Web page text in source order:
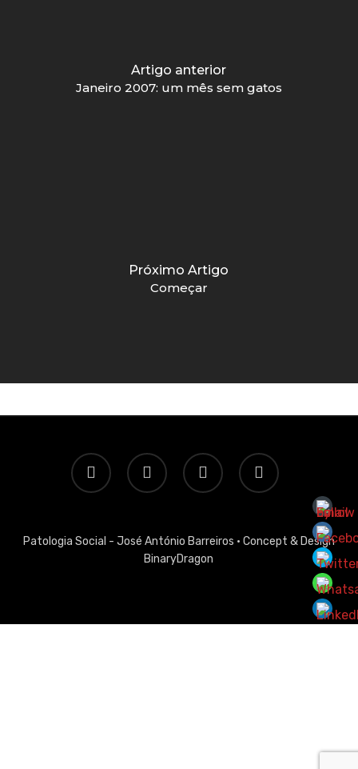
Artigo anterior
Janeiro 2007: um mês sem gatos
Próximo Artigo
Começar
twitter facebook linkedin email
Patologia Social - José António Barreiros · Concept & Design
BinaryDragon